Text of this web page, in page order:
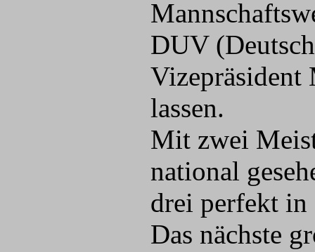
DUV
Vizepräsident
lassen.
Mit zwei
national
drei perfekt in
Das nächste